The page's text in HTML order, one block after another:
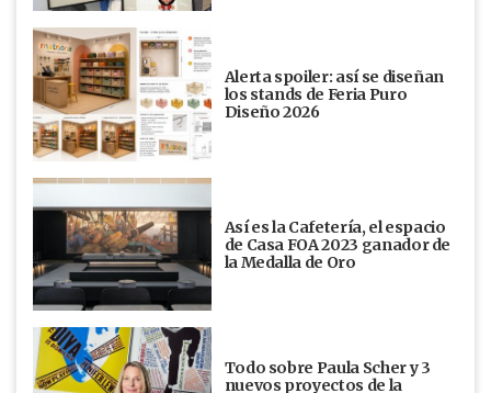
Alerta spoiler: así se diseñan
los stands de Feria Puro
Diseño 2026
Así es la Cafetería, el espacio
de Casa FOA 2023 ganador de
la Medalla de Oro
Todo sobre Paula Scher y 3
nuevos proyectos de la